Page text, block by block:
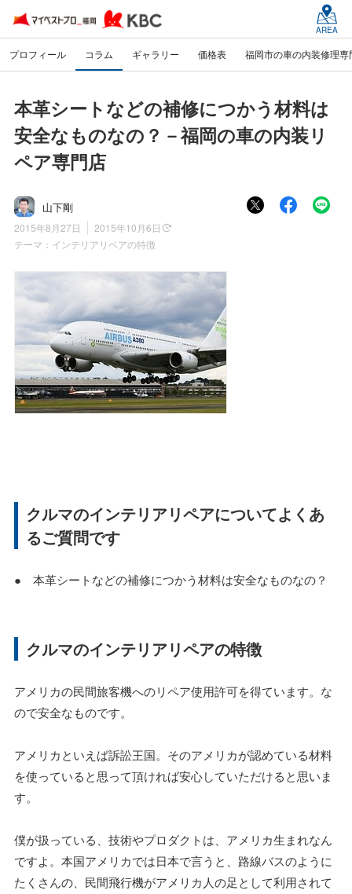
AREA
プロフィール コラム ギャラリー 価格表 福岡市の車の内装修理専
本革シートなどの補修につかう材料は
安全なものなの？－福岡の車の内装リ
ペア専門店
山下剛
2015年8月27日
2015年10月6日
テーマ： インテリアリペアの特徴
クルマのインテリアリペアについてよくあ
るご質問です
● 本革シートなどの補修につかう材料は安全なものなの？
クルマのインテリアリペアの特徴
アメリカの民間旅客機へのリペア使用許可を得ています。な
ので安全なものです。
アメリカといえば訴訟王国。そのアメリカが認めている材料
を使っていると思って頂ければ安心していただけると思いま
す。
僕が扱っている、技術やプロダクトは、アメリカ生まれなん
ですよ。本国アメリカでは日本で言うと、路線バスのように
たくさんの、民間飛行機がアメリカ人の足として利用されて